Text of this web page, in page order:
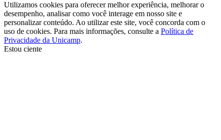
Utilizamos cookies para oferecer melhor experiência, melhorar o
desempenho, analisar como você interage em nosso site e
personalizar conteúdo. Ao utilizar este site, você concorda com o
uso de cookies. Para mais informações, consulte a Política de
Privacidade da Unicamp.
Estou ciente